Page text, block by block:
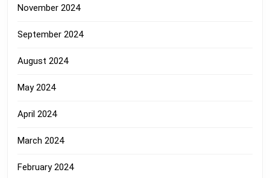
November 2024
September 2024
August 2024
May 2024
April 2024
March 2024
February 2024